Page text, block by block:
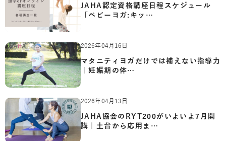
JAHA認定資格講座日程スケジュール
「ベビーヨガ:キッ…
2026年04月16日
マタニティヨガだけでは補えない指導力
｜妊娠期の体…
2026年04月13日
JAHA協会のRYT200がいよいよ7月開
講｜土台から応用ま…